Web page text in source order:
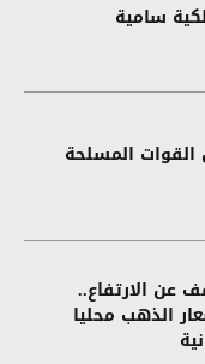
سامية
القوات المسلحة
عن الارتفاع..
الذهب محليا